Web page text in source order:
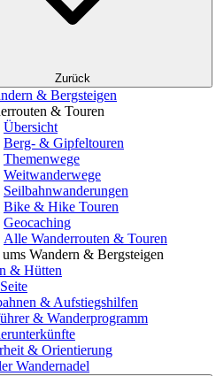
Zurück
& Bergsteigen
& Touren
Übersicht
Berg- & Gipfeltouren
Themenwege
Weitwanderwege
Seilbahnwanderungen
Bike & Hike Touren
Geocaching
Alle Wanderrouten & Touren
Wandern & Bergsteigen
& Hütten
& Aufstiegshilfen
& Wanderprogramm
& Orientierung
Wandernadel